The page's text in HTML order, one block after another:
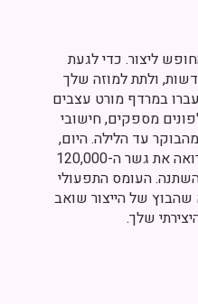
ליצור. כדי לגעת
ולתת למוזה שלך
במרדף מורט עצבים
מספקים, חישובי
עד הלילה. היום,
כשהמותג שלך צומח ואת כבר רואה את גשר ה-120,000
העומס התפעולי
שהבוץ של הייצור שואב
שלך.